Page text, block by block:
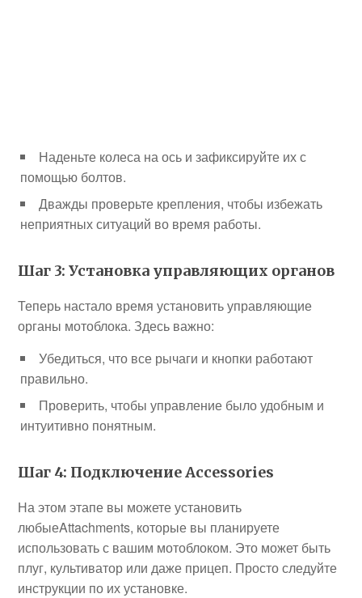
Наденьте колеса на ось и зафиксируйте их с
помощью болтов.
Дважды проверьте крепления, чтобы избежать
неприятных ситуаций во время работы.
Шаг 3: Установка управляющих органов
Теперь настало время установить управляющие
органы мотоблока. Здесь важно:
Убедиться, что все рычаги и кнопки работают
правильно.
Проверить, чтобы управление было удобным и
интуитивно понятным.
Шаг 4: Подключение Accessories
На этом этапе вы можете установить
любыеAttachments, которые вы планируете
использовать с вашим мотоблоком. Это может быть
плуг, культиватор или даже прицеп. Просто следуйте
инструкции по их установке.